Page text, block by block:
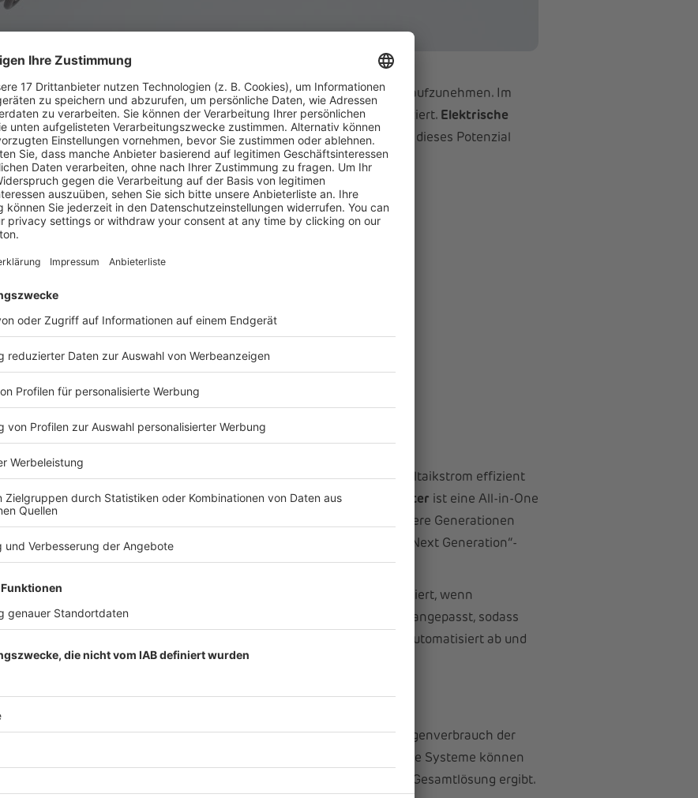
drei Leistungsklassen 3 sowie 4,5 und 6 kW erhältlich. Quelle: DAfi GmbH
eine einfache und effektive Möglichkeit, überschüssige Energie aufzunehmen. Im
ist die Nutzung von Wärme besonders wirtschaftlich und unkompliziert. Elektrische
direkt in Wärme umzuwandeln. Ohne intelligente Steuerung wird dieses Potenzial
ausgeschöpft.
mit Smartfox
bietet eine Heizstablösung an, die darauf ausgelegt ist, Photovoltaikstrom effizient
im Gebäude deutlich zu steigern. DerHeizstab ProHeater ist eine All-in-One
von Smartfox passt (Pro oder Pro Light-Energiemanager). Selbst ältere Generationen
können den Heizstab ansteuern. Die Produktinnovation zählt zu der „Next Generation“-
(3 kW,4,5 kW und 6 kW) erhältlich.
wird der Heizstab automatisch dann aktiviert, wenn
steht. Die Leistung wird dabei laufend an die aktuelle Erzeugung angepasst, sodass
Strom genutzt wird. Der gesamte Prozess läuft im Hintergrund automatisiert ab und
optimal genutzt wird– ohne zusätzlichen Aufwand im Alltag.
täglichen Betrieb
Solarenergie für Warmwasser und Heizung wird der Eigenverbrauch der
Gleichzeitig reduziert sich der Bedarf an externer Energie. Bestehende Systeme können
ergänzt werden, wodurch sich eine wirtschaftliche und nachhaltige Gesamtlösung ergibt.